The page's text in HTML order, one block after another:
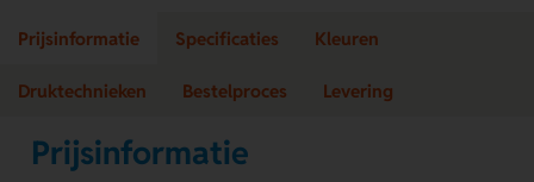
Prijsinformatie Specificaties Kleuren
Druktechnieken Bestelproces Levering
Prijsinformatie